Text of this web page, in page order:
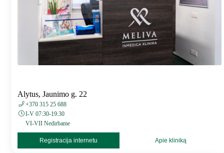
Alytus, Jaunimo g. 22
+370 315 25 688
I-V 07:30-19:30
VI-VII Nedirbame
Registracija internetu Apie kliniką